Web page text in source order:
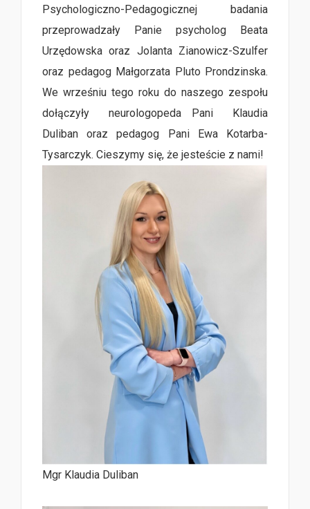
Psychologiczno-Pedagogicznej badania
przeprowadzały Panie psycholog Beata
Urzędowska oraz Jolanta Zianowicz-Szulfer
oraz pedagog Małgorzata Pluto Prondzinska.
We wrześniu tego roku do naszego zespołu
dołączyły neurologopeda Pani Klaudia
Duliban oraz pedagog Pani Ewa Kotarba-
Tysarczyk. Cieszymy się, że jesteście z nami!
Mgr Klaudia Duliban